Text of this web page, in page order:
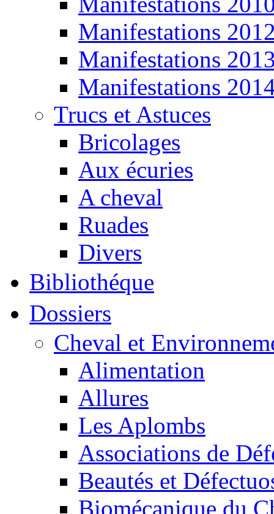
Manifestations
Manifestations
Manifestations
Trucs et Astuces
Bricolages
Aux écuries
A cheval
Ruades
Divers
Bibliothéque
Dossiers
Cheval et
Alimentation
Allures
Les Aplombs
Associations de
Beautés et
Biomécanique du